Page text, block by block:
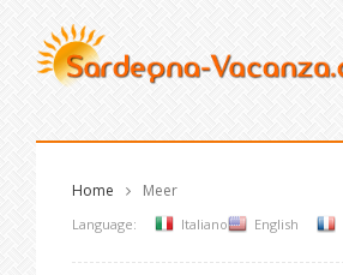
Home Meer
Language: Italiano English